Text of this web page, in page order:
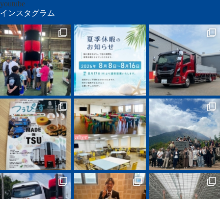
youtube
インスタグラム